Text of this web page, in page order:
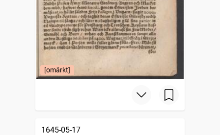
[omärkt]
1645-05-17